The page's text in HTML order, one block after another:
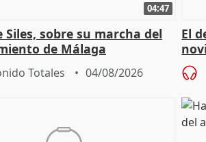
04:47
Siles, sobre su marcha del
de Málaga
Totales 04/08/2026
El